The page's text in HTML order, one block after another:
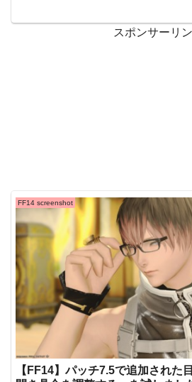
スポンサーリ
FF14 screenshot
【FF14】パッチ7.5で追加された